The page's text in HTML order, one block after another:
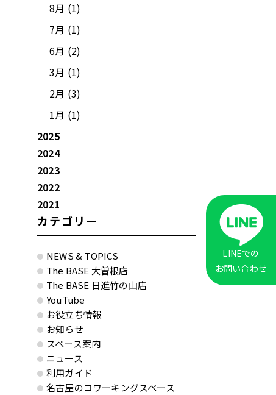
8月 (1)
7月 (1)
6月 (2)
3月 (1)
2月 (3)
1月 (1)
2025
2024
2023
2022
2021
カテゴリー
NEWS & TOPICS
The BASE 大曽根店
The BASE 日進竹の山店
YouTube
お役立ち情報
お知らせ
スペース案内
ニュース
利用ガイド
名古屋のコワーキングスペース
LINEでの
お問い合わせ